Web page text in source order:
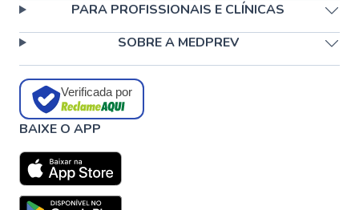
PARA PROFISSIONAIS E CLÍNICAS
SOBRE A MEDPREV
Verificada por
BAIXE O APP